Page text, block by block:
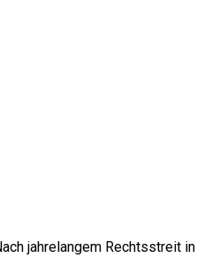
jahrelangem Rechtsstreit in